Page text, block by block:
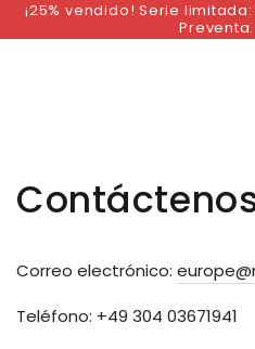
IR AL
¡25% vendido! Serie
Preventa.
Correo electrónico:
Teléfono: +49 304 03671941